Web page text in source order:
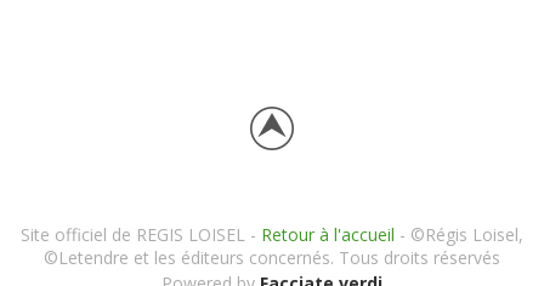
Site officiel de REGIS LOISEL - Retour à l'accueil - ©Régis Loisel,
©Letendre et les éditeurs concernés. Tous droits réservés